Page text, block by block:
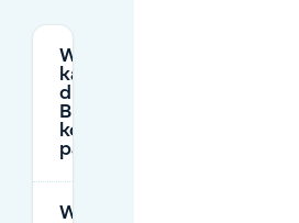
Wo
kannst
du in
Brüssel
kostenlos
parken?
Wo ist die